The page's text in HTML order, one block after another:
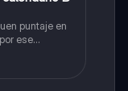
puntaje en
ese
que
no la que te